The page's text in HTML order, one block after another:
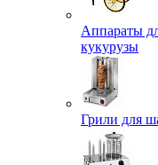
Аппараты
кукурузы
Грили для